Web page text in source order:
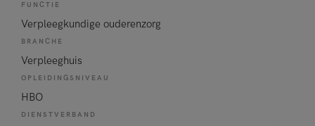
FUNCTIE
Verpleegkundige ouderenzorg
BRANCHE
Verpleeghuis
OPLEIDINGSNIVEAU
HBO
DIENSTVERBAND